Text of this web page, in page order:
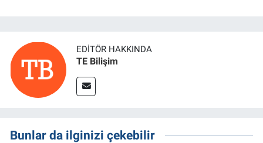
EDITÖR HAKKINDA
TE Bilişim
Bunlar da ilginizi çekebilir